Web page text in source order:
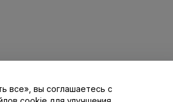
/ Свяжитесь с нами
все», вы соглашаетесь с